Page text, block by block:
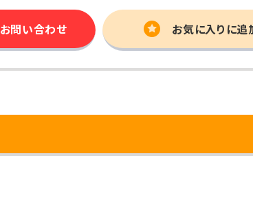
お問い合わせ お気に入りに追